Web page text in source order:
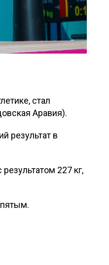
стал
Аравия).
результат в
227 кг,